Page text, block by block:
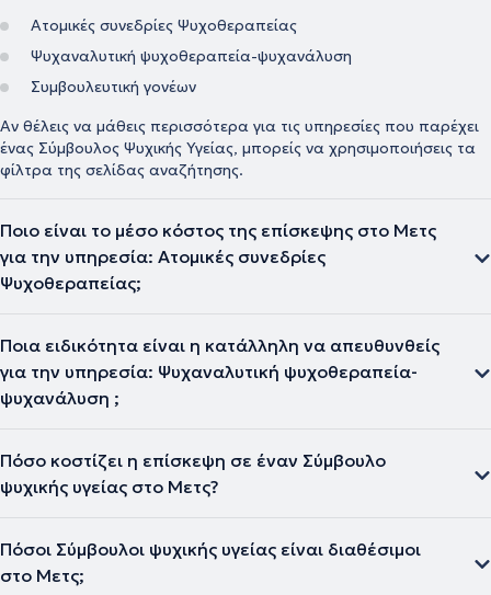
Ατομικές συνεδρίες Ψυχοθεραπείας
Ψυχαναλυτική ψυχοθεραπεία-ψυχανάλυση
Συμβουλευτική γονέων
Αν θέλεις να μάθεις περισσότερα για τις υπηρεσίες που παρέχει
ένας Σύμβουλος Ψυχικής Υγείας, μπορείς να χρησιμοποιήσεις τα
φίλτρα της σελίδας αναζήτησης.
Ποιο είναι το μέσο κόστος της επίσκεψης στο Μετς
για την υπηρεσία: Ατομικές συνεδρίες
Ψυχοθεραπείας;
Ποια ειδικότητα είναι η κατάλληλη να απευθυνθείς
για την υπηρεσία: Ψυχαναλυτική ψυχοθεραπεία-
ψυχανάλυση ;
Πόσο κοστίζει η επίσκεψη σε έναν Σύμβουλο
ψυχικής υγείας στο Μετς?
Πόσοι Σύμβουλοι ψυχικής υγείας είναι διαθέσιμοι
στο Μετς;